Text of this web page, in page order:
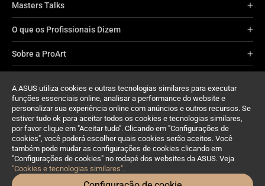
A ASUS utiliza cookies e outras tecnologias similares para executar
funções essenciais online, analisar a performance do website e
personalizar sua experiência online com anúncios e outros recursos. Se
estiver tudo ok para aceitar todos os cookies e tecnologias similares,
por favor clique em "Aceitar tudo". Clicando em "Configurações de
cookies", você poderá escolher quais cookies serão aceitos. Você
também pode mudar as configurações de cookies clicando em
"Configurações de cookies" no rodapé dos websites da ASUS. Veja
"Cookies e tecnologias similares".
Masters Talks
O que os Profissionais Dizem
Sobre a ProArt
Portugal/Português